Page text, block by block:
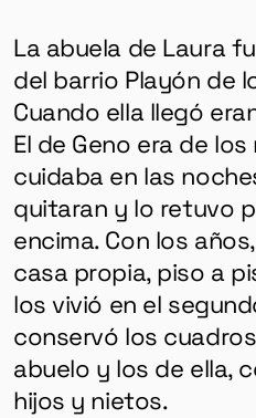
La abuela de Laura
del barrio Playón de
Cuando ella llegó
El de Geno era de
cuidaba en las
quitaran y lo retuvo
encima. Con los
casa propia, piso a
los vivió en el
conservó los
abuelo y los de ella,
hijos y nietos.